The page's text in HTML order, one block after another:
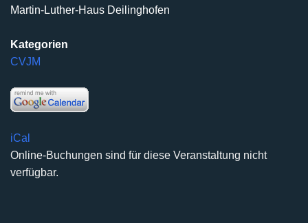
Martin-Luther-Haus Deilinghofen
Kategorien
CVJM
iCal
Online-Buchungen sind für diese Veranstaltung nicht
verfügbar.